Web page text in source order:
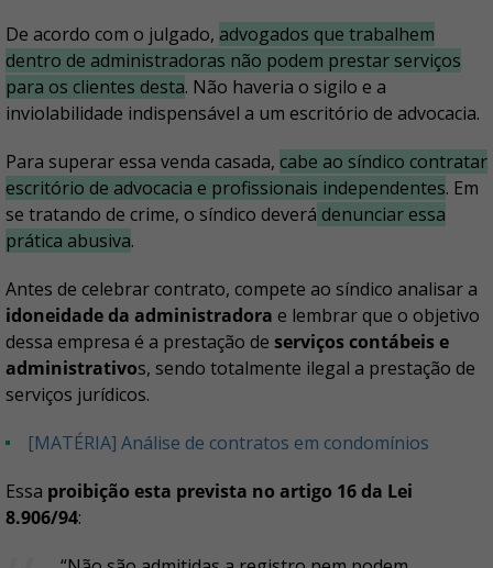
De acordo com o julgado, advogados que trabalhem
dentro de administradoras não podem prestar serviços
para os clientes desta. Não haveria o sigilo e a
inviolabilidade indispensável a um escritório de advocacia.
Para superar essa venda casada, cabe ao síndico contratar
escritório de advocacia e profissionais independentes. Em
se tratando de crime, o síndico deverá denunciar essa
prática abusiva.
Antes de celebrar contrato, compete ao síndico analisar a
idoneidade da administradora e lembrar que o objetivo
dessa empresa é a prestação de serviços contábeis e
administrativos, sendo totalmente ilegal a prestação de
serviços jurídicos.
[MATÉRIA] Análise de contratos em condomínios
Essa proibição esta prevista no artigo 16 da Lei
8.906/94: